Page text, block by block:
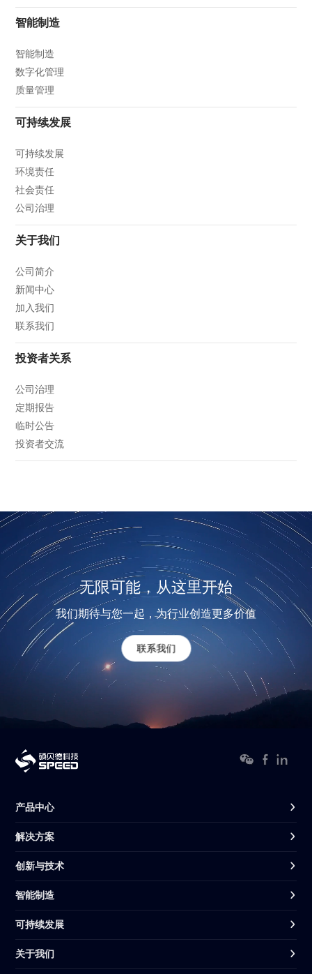
智能制造
智能制造
数字化管理
质量管理
可持续发展
可持续发展
环境责任
社会责任
公司治理
关于我们
公司简介
新闻中心
加入我们
联系我们
投资者关系
公司治理
定期报告
临时公告
投资者交流
无限可能，从这里开始
我们期待与您一起，为行业创造更多价值
联系我们
产品中心
解决方案
创新与技术
智能制造
可持续发展
关于我们